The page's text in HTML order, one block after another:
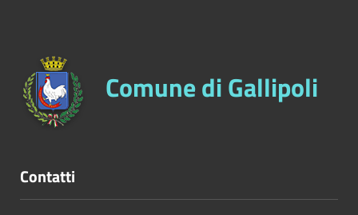
Comune di Gallipoli
Contatti